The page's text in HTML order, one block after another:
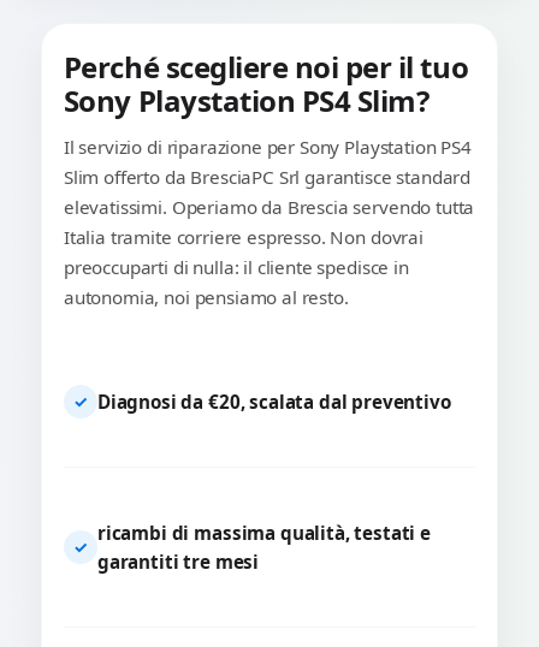
Perché scegliere noi per il tuo
Sony Playstation PS4 Slim?
Il servizio di riparazione per Sony Playstation PS4
Slim offerto da BresciaPC Srl garantisce standard
elevatissimi. Operiamo da Brescia servendo tutta
Italia tramite corriere espresso. Non dovrai
preoccuparti di nulla: il cliente spedisce in
autonomia, noi pensiamo al resto.
✓ Diagnosi da €20, scalata dal preventivo
✓
ricambi di massima qualità, testati e
garantiti tre mesi